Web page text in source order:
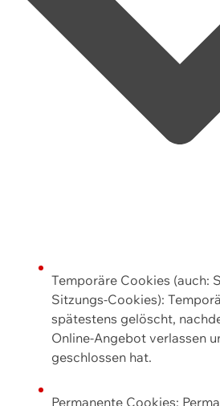
Temporäre Cookies (auch:
Sitzungs-Cookies):
spätestens gelöscht,
Online-Angebot verlassen
geschlossen hat.
Permanente Cookies: